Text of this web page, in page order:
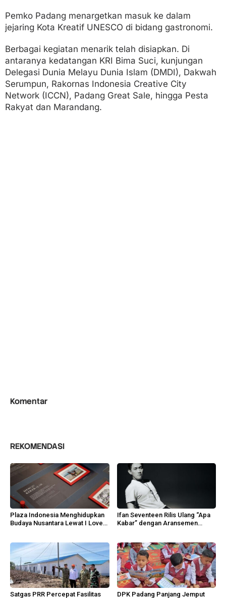
Pemko Padang menargetkan masuk ke dalam
jejaring Kota Kreatif UNESCO di bidang gastronomi.
Berbagai kegiatan menarik telah disiapkan. Di
antaranya kedatangan KRI Bima Suci, kunjungan
Delegasi Dunia Melayu Dunia Islam (DMDI), Dakwah
Serumpun, Rakornas Indonesia Creative City
Network (ICCN), Padang Great Sale, hingga Pesta
Rakyat dan Marandang.
Komentar
REKOMENDASI
Plaza Indonesia Menghidupkan
Budaya Nusantara Lewat I Love
Ifan Seventeen Rilis Ulang “Apa
Kabar” dengan Aransemen
Satgas PRR Percepat Fasilitas
DPK Padang Panjang Jemput